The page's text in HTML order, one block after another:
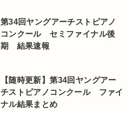
第34回ヤングアーチストピアノ
コンクール セミファイナル後
期 結果速報
【随時更新】第34回ヤングアー
チストピアノコンクール ファイ
ナル結果まとめ